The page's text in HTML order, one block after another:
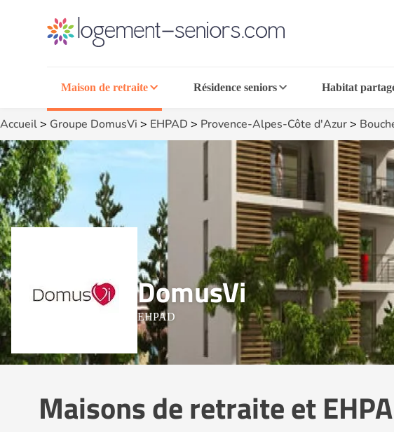
Maison de retraite Résidence seniors Habitat
Accueil> Groupe DomusVi > EHPAD > Provence-Alpes-Côte d'Azur>
DomusVi
EHPAD
Maisons de retraite et